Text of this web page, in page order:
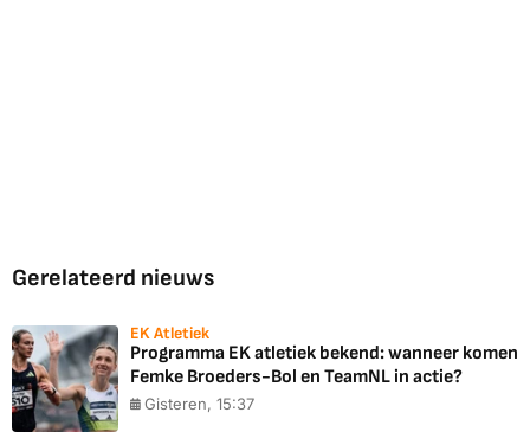
Gerelateerd nieuws
EK Atletiek
Programma EK atletiek bekend: wanneer komen
Femke Broeders-Bol en TeamNL in actie?
Gisteren, 15:37